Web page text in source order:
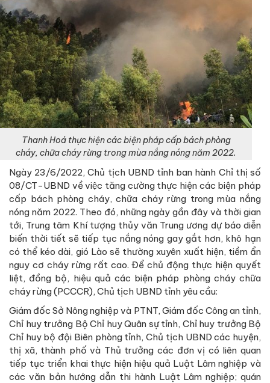
Thanh Hoá thực hiện các biện pháp cấp bách phòng
cháy, chữa cháy rừng trong mùa nắng nóng năm 2022.
Ngày 23/6/2022, Chủ tịch UBND tỉnh ban hành Chỉ thị số
08/CT-UBND về việc tăng cường thực hiện các biện pháp
cấp bách phòng cháy, chữa cháy rừng trong mùa nắng
nóng năm 2022. Theo đó, những ngày gần đây và thời gian
tới, Trung tâm Khí tượng thủy văn Trung ương dự báo diễn
biến thời tiết sẽ tiếp tục nắng nóng gay gắt hơn, khô hạn
có thể kéo dài, gió Lào sẽ thường xuyên xuất hiện, tiềm ẩn
nguy cơ cháy rừng rất cao. Để chủ động thực hiện quyết
liệt, đồng bộ, hiệu quả các biện pháp phòng cháy chữa
cháy rừng (PCCCR), Chủ tịch UBND tỉnh yêu cầu:
Giám đốc Sở Nông nghiệp và PTNT, Giám đốc Công an tỉnh,
Chỉ huy trưởng Bộ Chỉ huy Quân sự tỉnh, Chỉ huy trưởng Bộ
Chỉ huy bộ đội Biên phòng tỉnh, Chủ tịch UBND các huyện,
thị xã, thành phố và Thủ trưởng các đơn vị có liên quan
tiếp tục triển khai thực hiện hiệu quả Luật Lâm nghiệp và
các văn bản hướng dẫn thi hành Luật Lâm nghiệp; quán